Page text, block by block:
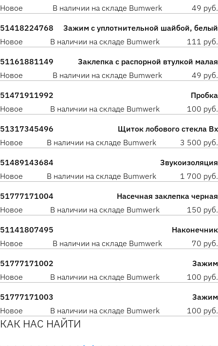
Новое
В наличии на складе Bumwerk 49 руб.
51418224768
Зажим с уплотнительной шайбой, белый
Новое
В наличии на складе Bumwerk 111 руб.
51161881149
Заклепка с распорной втулкой малая
Новое
В наличии на складе Bumwerk 49 руб.
51471911992
Пробка
Новое
В наличии на складе Bumwerk 100 руб.
51317345496
Щиток лобового стекла Вх
Новое
В наличии на складе Bumwerk 3 500 руб.
51489143684
Звукоизоляция
Новое
В наличии на складе Bumwerk 1 700 руб.
51777171004
Насечная заклепка черная
Новое
В наличии на складе Bumwerk 150 руб.
51141807495
Наконечник
Новое
В наличии на складе Bumwerk 70 руб.
51777171002
Зажим
Новое
В наличии на складе Bumwerk 100 руб.
51777171003
Зажим
Новое
В наличии на складе Bumwerk 100 руб.
КАК НАС НАЙТИ